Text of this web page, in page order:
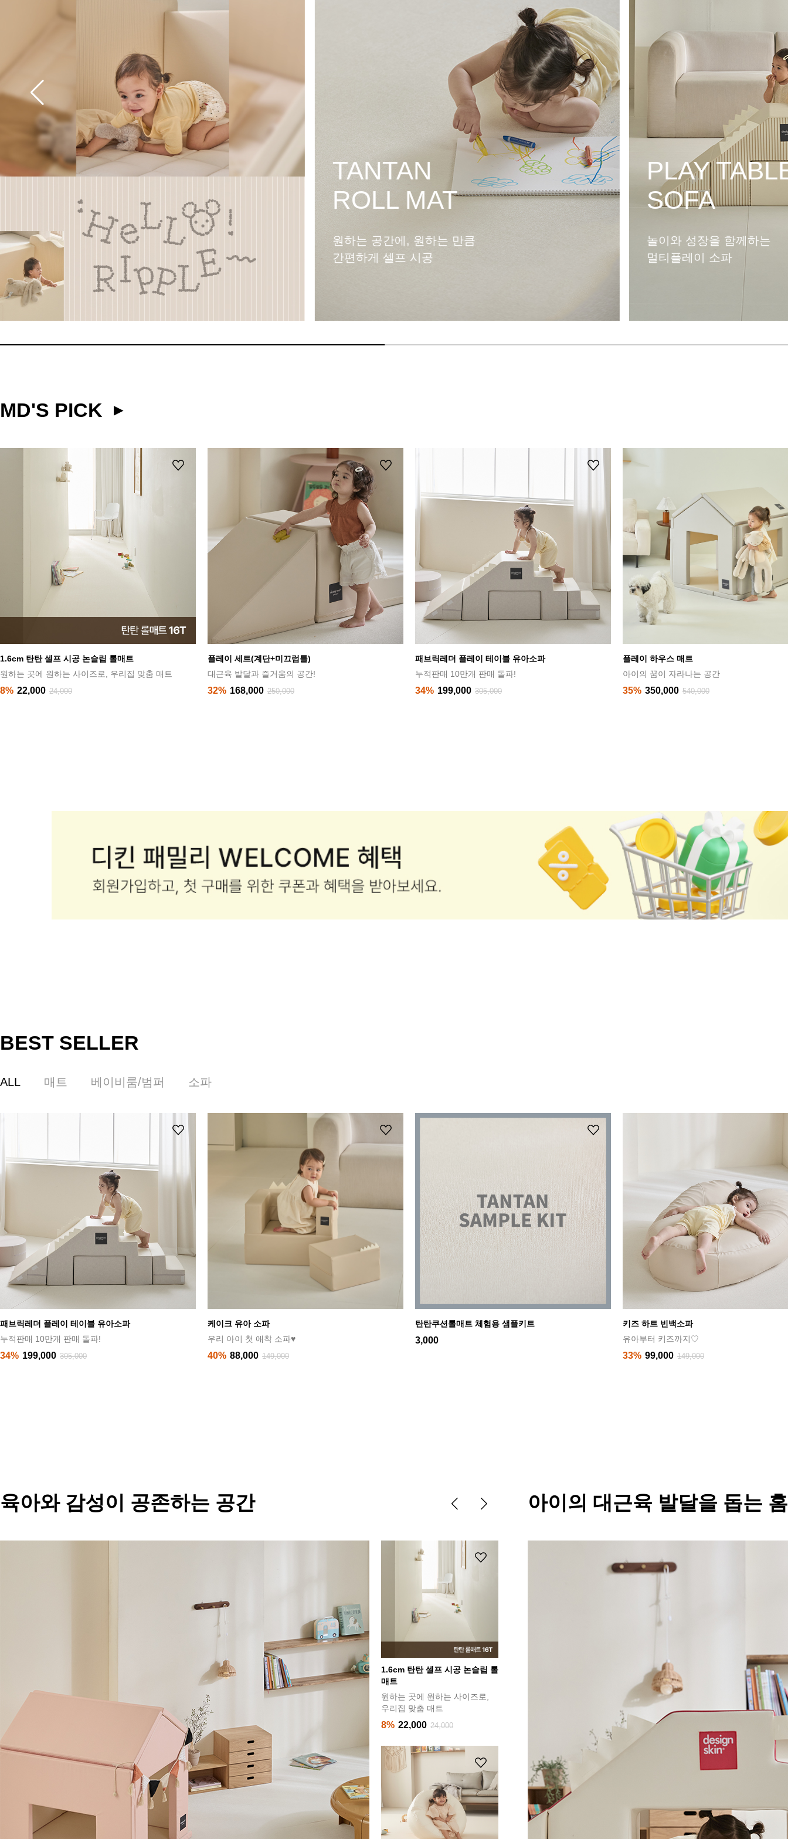
TANTAN
ROLL MAT
원하는 공간에, 원하는 만큼
간편하게 셀프 시공
PLAY TABLE
SOFA
놀이와 성장을 함께하는
멀티플레이 소파
PLAY
MAT
다양한 변신이 가능한
멀티플레이 하우스 매트
MD'S PICK ▶
플레이 세트(계단+미끄럼틀)
대근육 발달과 즐거움의 공간!
32% 168,000 250,000
패브릭레더 플레이 테이블 유아소파
누적판매 10만개 판매 돌파!
34% 199,000 305,000
플레이 하우스 매트
아이의 꿈이 자라나는 공간
35% 350,000 540,000
클린핏 풀커버 와이드 양면 폴더매트
거실을 틈없이 깔끔하게 풀커버하다!
32% 529,000 778,000
BEST SELLER
ALL 매트 베이비룸/범퍼 소파
케이크 유아 소파
우리 아이 첫 애착 소파♥
40% 88,000 149,000
탄탄쿠션롤매트 체험용 샘플키트
3,000
키즈 하트 빈백소파
유아부터 키즈까지♡
클린핏 풀커버 양면 폴더매트
틈새 ZERO! 틈 없이 깔끔한 매트
33% 199,000 299,000
육아와 감성이 공존하는 공간
래 사용하는 층간소음 매트!
32,000
아이의 꿈이 자라나는 공간
35% 540,000
1.6cm 탄탄 셀프 시공 논슬립 롤
매트
원하는 곳에 원하는 사이즈로,
8%
클린핏 풀커버 와이드 양면 폴더
매트 (280x320x4cm)
거실을 틈없이 깔끔하게 풀커버
하다!
32% 529,000 778,000
아이의 대근육 발달을 돕는
GYM 미니 플레이 터널 세트 (집
에서 운동하고, 놀고!)
우리집 체육관!
23% 759,000 990,000